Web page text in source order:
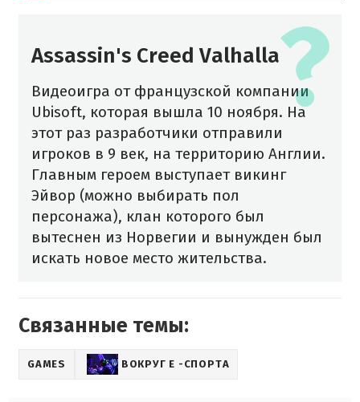
Assassin's Creed Valhalla
Видеоигра от французской компании
Ubisoft, которая вышла 10 ноября. На
этот раз разработчики отправили
игроков в 9 век, на территорию Англии.
Главным героем выступает викинг
Эйвор (можно выбирать пол
персонажа), клан которого был
вытеснен из Норвегии и вынужден был
искать новое место жительства.
Связанные темы:
GAMES ВОКРУГ Е -СПОРТА